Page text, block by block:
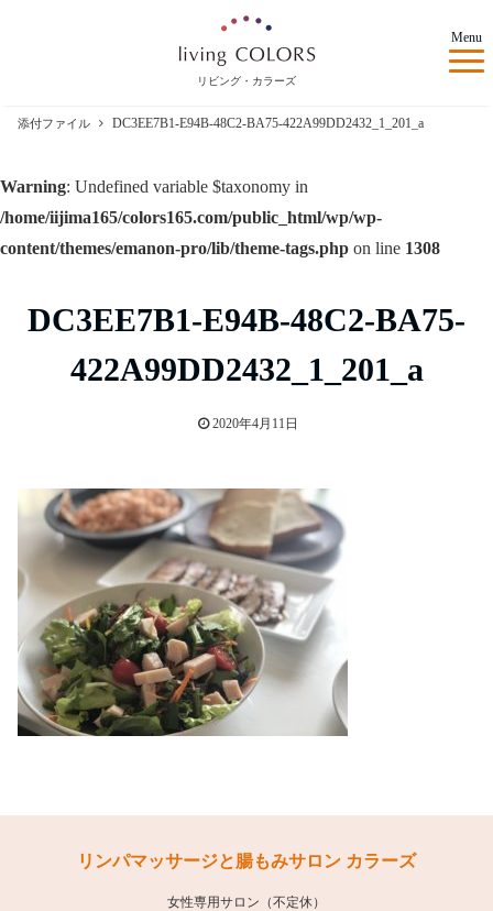
リビング・カラーズ
Menu
Warning: Undefined variable $taxonomy in
/home/iijima165/colors165.com/public_html/wp/wp-
content/themes/emanon-pro/lib/theme-tags.php on line 1308
添付ファイル DC3EE7B1-E94B-48C2-BA75-422A99DD2432_1_201_a
DC3EE7B1-E94B-48C2-BA75-
422A99DD2432_1_201_a
2020年4月11日
リンパマッサージと腸もみサロン カラーズ
女性専用サロン（不定休）